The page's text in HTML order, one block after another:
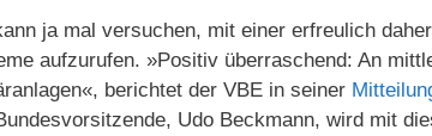
ja mal versuchen, mit einer erfreulich
aufzurufen. »Positiv überraschend: An
berichtet der VBE in seiner
Udo Beckmann, wird mit